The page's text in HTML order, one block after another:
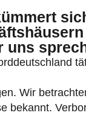
uns
Wir
bekannt.